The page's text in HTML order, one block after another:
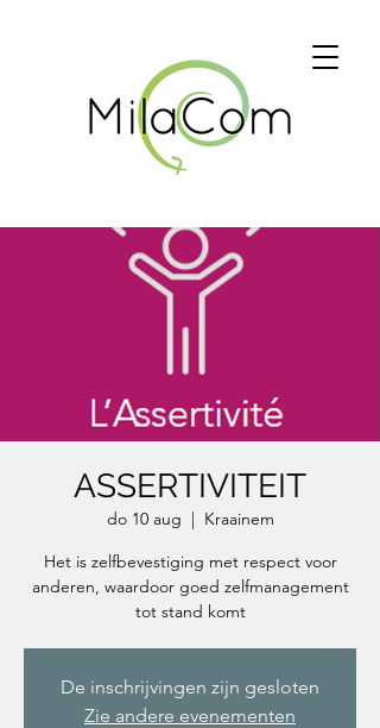
ASSERTIVITEIT
do 10 aug
  |
Kraainem
Het is zelfbevestiging met respect voor
anderen, waardoor goed zelfmanagement
tot stand komt
De inschrijvingen zijn gesloten
Zie andere evenementen